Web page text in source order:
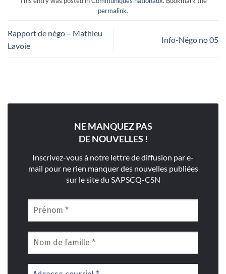
permalink.
Rapport de négo – Mathieu
Lavoie
Info-Négo no 05
NE MANQUEZ PAS
DE NOUVELLES !
Inscrivez-vous à notre lettre de diffusion par e-
mail pour ne rien manquer des nouvelles publiées
sur le site du SAPSCQ-CSN